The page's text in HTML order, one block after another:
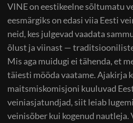
VINE on eestikeelne sõltumatu
eesmärgiks on edasi viia Eesti
neid, kes julgevad vaadata
õlust ja viinast —
Mis aga muidugi ei tähenda, et
täiesti mööda vaatame. Ajakirja
maitsmiskomisjoni kuuluvad
veiniasjatundjad, siit leiab
veinisõber kui kogenud nautleja.